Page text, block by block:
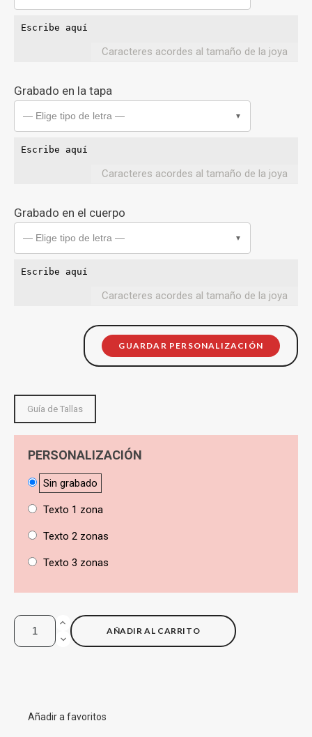
Caracteres acordes al tamaño de la joya
Grabado en la tapa
— Elige tipo de letra — ▼
Caracteres acordes al tamaño de la joya
Grabado en el cuerpo
— Elige tipo de letra — ▼
Caracteres acordes al tamaño de la joya
GUARDAR PERSONALIZACIÓN
Guía de Tallas
PERSONALIZACIÓN
Sin grabado
Texto 1 zona
Texto 2 zonas
Texto 3 zonas
AÑADIR AL CARRITO
Añadir a favoritos